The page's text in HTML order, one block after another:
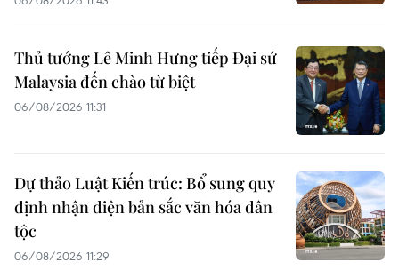
Thủ tướng Lê Minh Hưng tiếp Đại sứ
Malaysia đến chào từ biệt
06/08/2026 11:31
Dự thảo Luật Kiến trúc: Bổ sung quy
định nhận diện bản sắc văn hóa dân
tộc
06/08/2026 11:29